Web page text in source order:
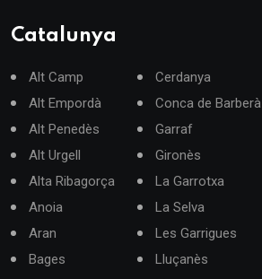
Catalunya
Alt Camp
Alt Empordà
Alt Penedès
Alt Urgell
Alta Ribagorça
Anoia
Aran
Bages
Cerdanya
Conca de Barberà
Garraf
Gironès
La Garrotxa
La Selva
Les Garrigues
Lluçanès